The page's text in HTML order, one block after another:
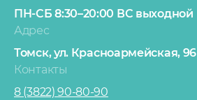
ПН-СБ 8:30–20:00 ВС выходной
Адрес
Томск,ул. Красноармейская, 96
Контакты
8 (3822) 90-80-90